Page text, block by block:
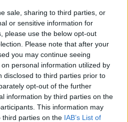
sale, sharing to third parties, or
or sensitive information for
please use the below opt-out
Please note that after your
you may continue seeing
personal information utilized by
disclosed to third parties prior to
opt-out of the further
information by third parties on the
This information may
third parties on the IAB’s List of
και σε κάποιον. Ήταν ένα
για έναν μικρό
τόνισε.
στο Google News και
ειδήσεις
BBC